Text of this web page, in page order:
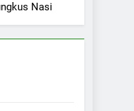
Nasi